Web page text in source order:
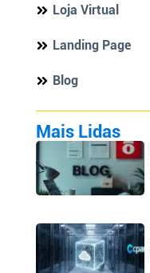
Loja Virtual
Landing Page
Blog
Mais Lidas